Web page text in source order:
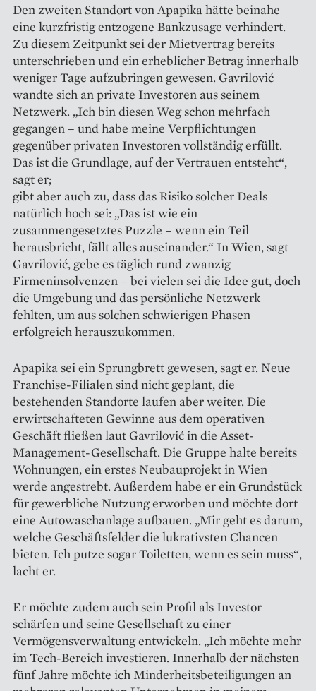
Den zweiten Standort von Apapika hätte beinahe
eine kurzfristig entzogene Bankzusage verhindert.
Zu diesem Zeitpunkt sei der Mietvertrag bereits
unterschrieben und ein erheblicher Betrag innerhalb
weniger Tage aufzubringen gewesen. Gavrilović
wandte sich an private Investoren aus seinem
Netzwerk. „Ich bin diesen Weg schon mehrfach
gegangen – und habe meine Verpflichtungen
gegenüber privaten Investoren vollständig erfüllt.
Das ist die Grundlage, auf der Vertrauen entsteht“,
sagt er;
gibt aber auch zu, dass das Risiko solcher Deals
natürlich hoch sei: „Das ist wie ein
zusammengesetztes Puzzle – wenn ein Teil
herausbricht, fällt alles auseinander.“ In Wien, sagt
Gavrilović, gebe es täglich rund zwanzig
Firmeninsolvenzen – bei vielen sei die Idee gut, doch
die Umgebung und das persönliche Netzwerk
fehlten, um aus solchen schwierigen Phasen
erfolgreich herauszukommen.
Apapika sei ein Sprungbrett gewesen, sagt er. Neue
Franchise-Filialen sind nicht geplant, die
bestehenden Standorte laufen aber weiter. Die
erwirtschafteten Gewinne aus dem operativen
Geschäft fließen laut Gavrilović in die Asset-
Management-Gesellschaft. Die Gruppe halte bereits
Wohnungen, ein erstes Neubauprojekt in Wien
werde angestrebt. Außerdem habe er ein Grundstück
für gewerbliche Nutzung erworben und möchte dort
eine Autowaschanlage aufbauen. „Mir geht es darum,
welche Geschäftsfelder die lukrativsten Chancen
bieten. Ich putze sogar Toi­letten, wenn es sein muss“,
lacht er.
Er möchte zudem auch sein Profil als Investor
schärfen und seine Gesellschaft zu einer
Vermögensverwaltung entwickeln. „Ich möchte mehr
im Tech-Bereich investieren. Innerhalb der nächsten
fünf Jahre möchte ich Minderheitsbeteiligungen an